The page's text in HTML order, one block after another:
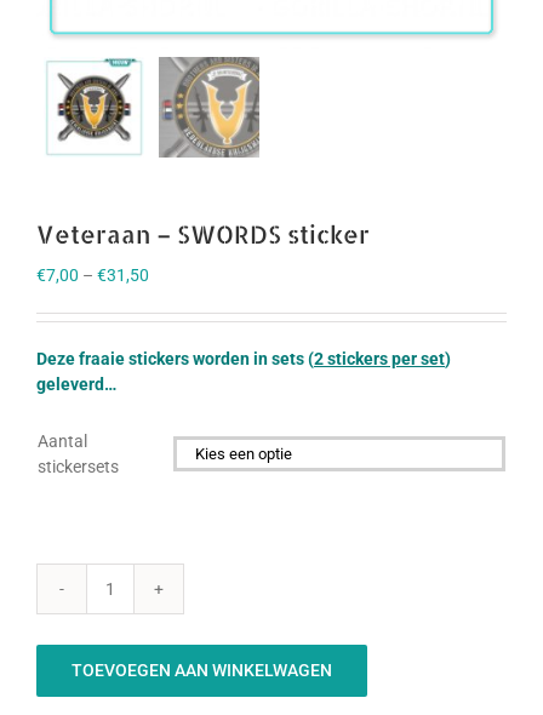
Veteraan – SWORDS sticker
€7,00 – €31,50
Deze fraaie stickers worden in sets (2 stickers per set)
geleverd…
Aantal
stickersets
Veteraan
SWORDS
sticker
aantal
TOEVOEGEN AAN WINKELWAGEN